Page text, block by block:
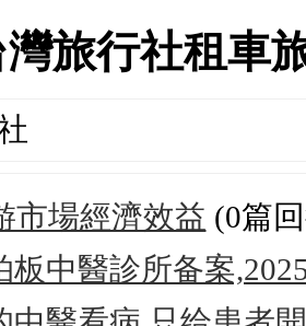
灣旅行社租車
市場經濟效益 (0篇
板中醫診所备案